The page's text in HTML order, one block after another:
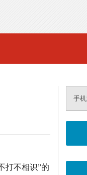
打不相识”的
手